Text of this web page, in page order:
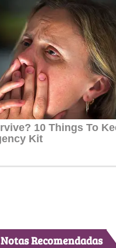
Notas Recomendadas